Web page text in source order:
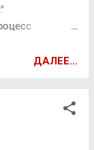
его
на
ДАЛЕЕ...